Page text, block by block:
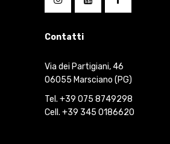
Contatti
Via dei Partigiani, 46
06055 Marsciano (PG)
Tel. +39 075 8749298
Cell. +39 345 0186620